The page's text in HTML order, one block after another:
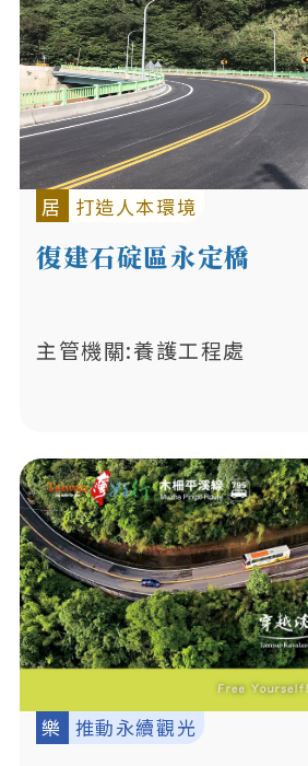
居 打造人本環境
復建石碇區永定橋
主管機關:養護工程處
樂 推動永續觀光